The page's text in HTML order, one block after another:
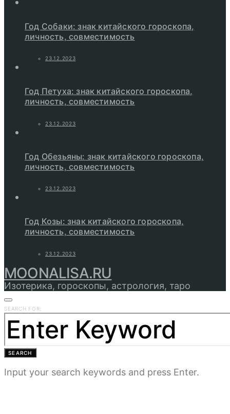
Год Собаки: знак китайского гороскопа,
личность, совместимость
23.12.2023
Год Петуха: знак китайского гороскопа,
личность, совместимость
23.12.2023
Год Обезьяны: знак китайского гороскопа,
личность, совместимость
23.12.2023
Год Козы: знак китайского гороскопа,
личность, совместимость
23.12.2023
MOONALISA.RU
Изотерика, гороскопы, астрология, таро
SEARCH FOR:
SEARCH
Input your search keywords and press Enter.